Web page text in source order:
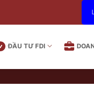
ĐẦU TƯ FDI